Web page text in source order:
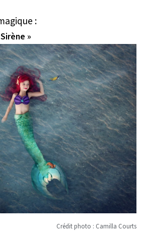
:
»
Crédit photo : Camilla Courts